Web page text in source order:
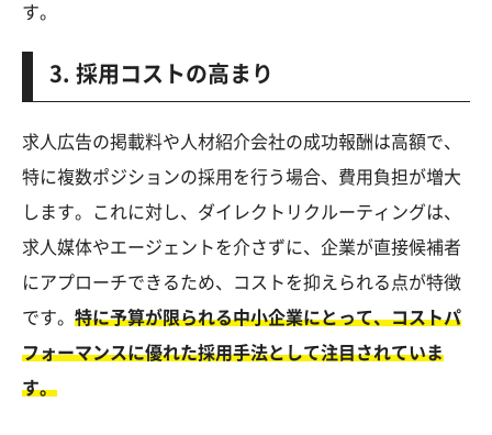
す。
3. 採用コストの高まり
求人広告の掲載料や人材紹介会社の成功報酬は高額で、
特に複数ポジションの採用を行う場合、費用負担が増大
します。これに対し、ダイレクトリクルーティングは、
求人媒体やエージェントを介さずに、企業が直接候補者
にアプローチできるため、コストを抑えられる点が特徴
です。 特に予算が限られる中小企業にとって、コストパ
フォーマンスに優れた採用手法として注目されていま
す。